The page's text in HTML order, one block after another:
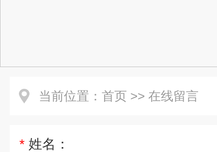
当前位置： 首页 >> 在线留言
* 姓名：